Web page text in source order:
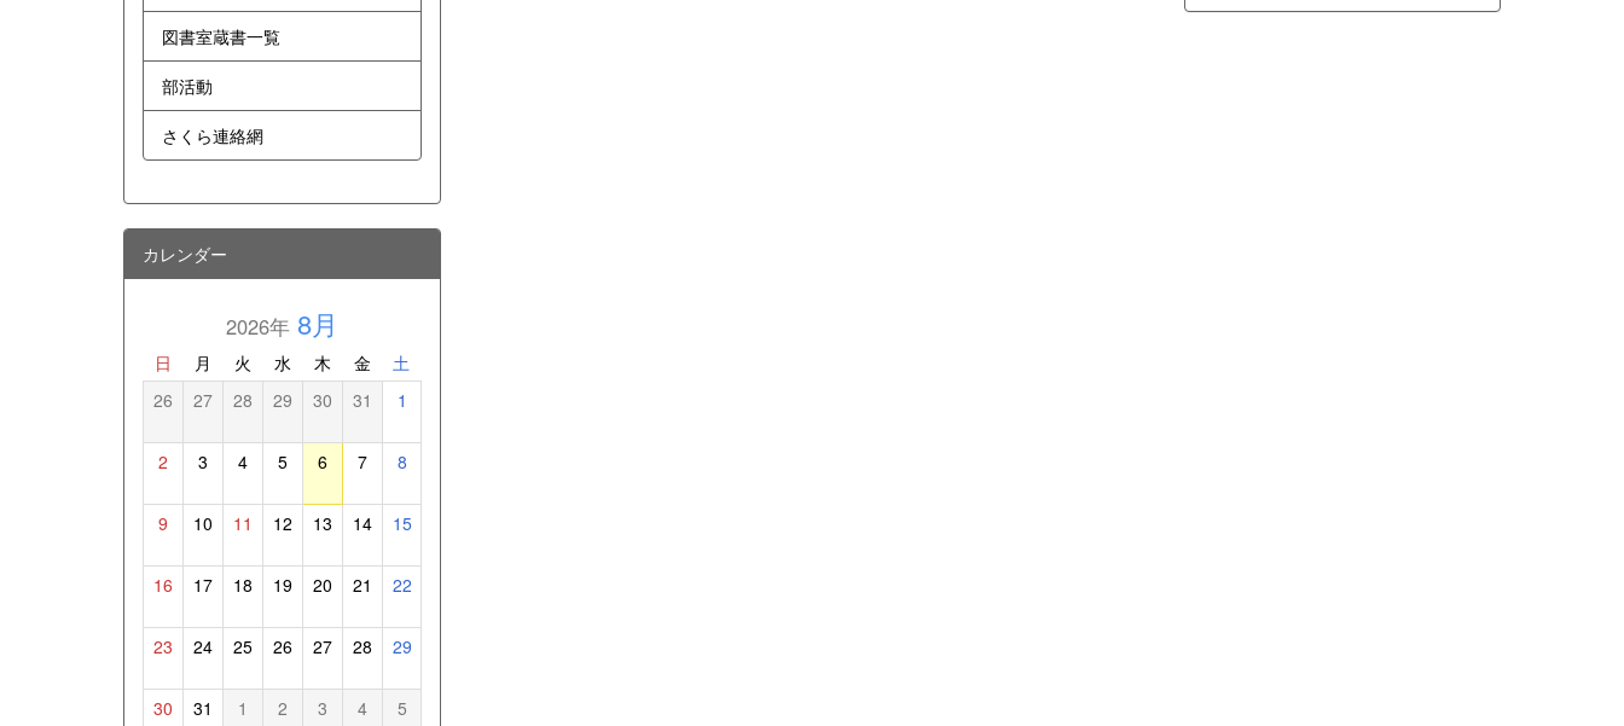
図書室蔵書一覧
部活動
さくら連絡網
カレンダー
2026年8月
日 月 火 水 木 金 土
26 27 28 29 30 31 1
2 3 4 5 6 7 8
9 10 11 12 13 14 15
16 17 18 19 20 21 22
23 24 25 26 27 28 29
30 31 1 2 3 4 5